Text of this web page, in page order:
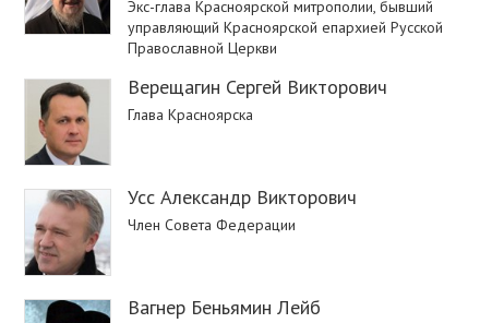
Экс-глава Красноярской митрополии, бывший
управляющий Красноярской епархией Русской
Православной Церкви
Верещагин Сергей Викторович
Глава Красноярска
Усс Александр Викторович
Член Совета Федерации
Вагнер Беньямин Лейб